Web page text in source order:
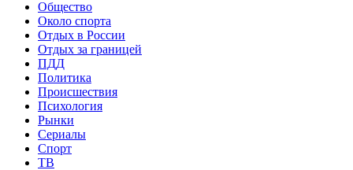
Общество
Около спорта
Отдых в России
Отдых за границей
ПДД
Политика
Происшествия
Психология
Рынки
Сериалы
Спорт
ТВ